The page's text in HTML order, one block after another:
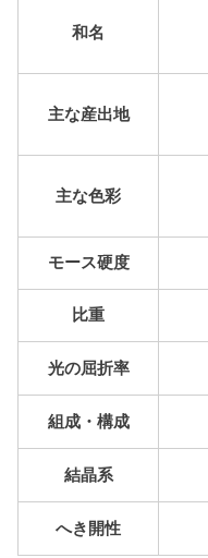
和名
主な産出地
主な色彩
モース硬度
比重
光の屈折率
組成・構成
結晶系
へき開性